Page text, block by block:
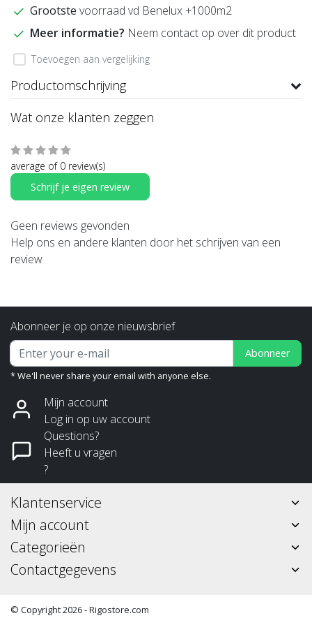
Grootste voorraad vd Benelux +1000m2
Meer informatie? Neem contact op over dit product
Toevoegen aan vergelijking
Productomschrijving
Wat onze klanten zeggen
average of 0 review(s)
Schrijf je eigen review
Geen reviews gevonden
Help ons en andere klanten door het schrijven van een
review
Abonneer je op onze nieuwsbrief
Abonneer
* We'll never share your email with anyone else.
Mijn account
Log in op uw account
Questions?
Heeft u vragen
?
Klantenservice
Mijn account
Categorieën
Contactgegevens
© Copyright 2026 - Rigostore.com